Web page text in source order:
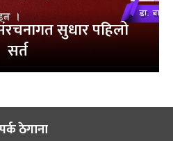
सुधार पहिलो
सर्त
ठेगाना